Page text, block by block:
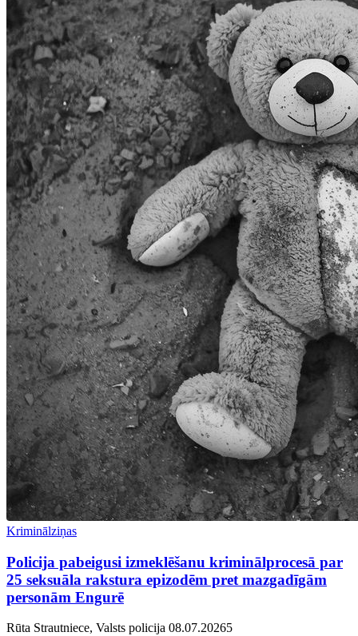
Kriminālziņas
Policija pabeigusi izmeklēšanu kriminālprocesā par
25 seksuāla rakstura epizodēm pret mazgadīgām
personām Engurē
Rūta Strautniece, Valsts policija 08.07.20265